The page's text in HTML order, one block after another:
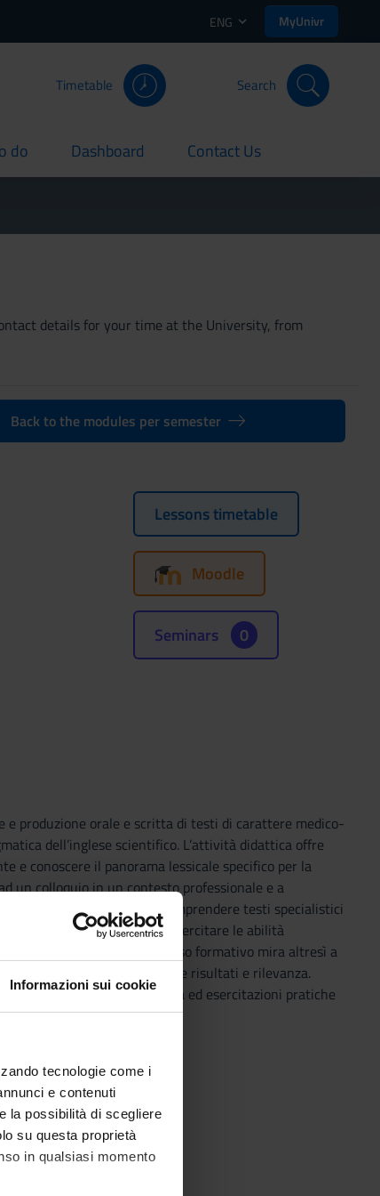
Informazioni sui cookie
tecnologie come i
e contenuti
la possibilità di scegliere
su questa proprietà
in qualsiasi momento
ENG MyUnivr
Timetable Search
do Dashboard
current Contact Us
current
details for your time at the University, from
Back to the modules per semester
Lessons timetable
Moodle
Seminars 0
produzione orale e scritta di testi di carattere medico-
dell’inglese scientifico. L’attività didattica offre
conoscere il panorama lessicale specifico per la
un colloquio in un contesto professionale e a
abilità: la capacità di comprendere testi specialistici
si propone inoltre di esercitare le abilità
in lingua inglese. Il percorso formativo mira altresì a
di ricerca e presentarne risultati e rilevanza.
sugli strumenti di ricerca ed esercitazioni pratiche
skills.